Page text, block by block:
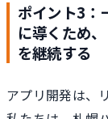
ポイント3：
に導くため
を継続する
アプリ開発は、